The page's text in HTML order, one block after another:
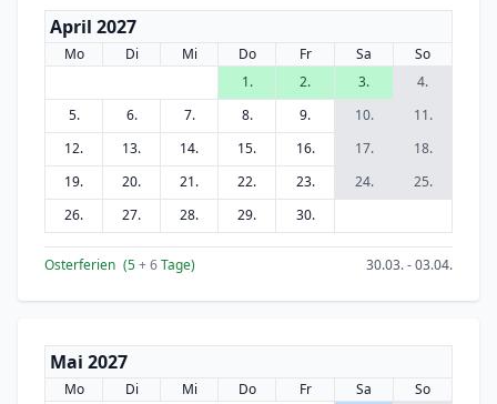
April 2027
Mo Di Mi Do Fr Sa
So
1.
2. 3.
4.
5.
6. 7. 8. 9. 10.
11.
12.
13. 14. 15. 16. 17.
18.
19.
20. 21. 22. 23. 24.
25.
26.
27. 28. 29. 30.
Osterferien (5+ 6Tage) 30.03. - 03.04.
Mai 2027
Mo Di Mi Do Fr Sa So